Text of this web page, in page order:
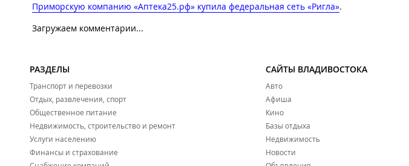
Приморскую компанию «Аптека25.рф» купила федеральная сеть «Ригла».
Загружаем комментарии...
РАЗДЕЛЫ
Транспорт и перевозки
Отдых, развлечения, спорт
Общественное питание
Недвижимость, строительство и ремонт
Услуги населению
Финансы и страхование
САЙТЫ ВЛАДИВОСТОКА
Авто
Афиша
Кино
Базы отдыха
Недвижимость
Новости